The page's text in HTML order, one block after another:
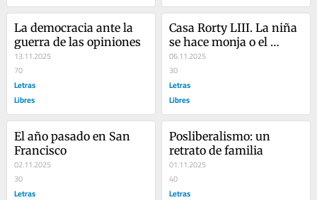
La democracia ante la
guerra de las opiniones
13.11.2025
70
Letras
Libres
Casa Rorty LIII. La niña
se hace monja o el
laberinto de la
autonomía personal
06.11.2025
30
Letras
Libres
El año pasado en San
Francisco
02.11.2025
30
Letras
Posliberalismo: un
retrato de familia
01.11.2025
40
Letras